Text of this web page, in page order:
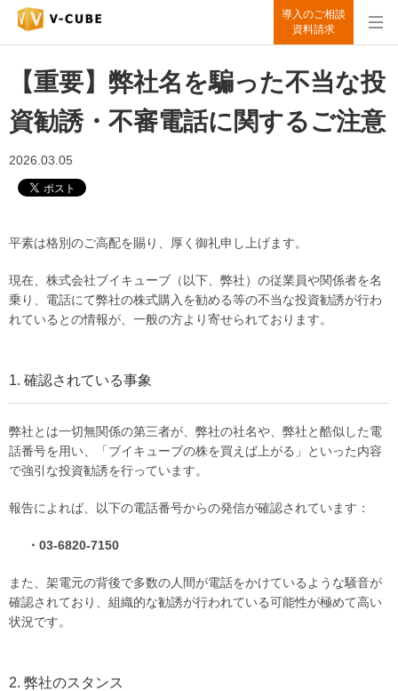
導入のご相談
資料請求
【重要】弊社名を騙った不当な投
資勧誘・不審電話に関するご注意
2026.03.05
平素は格別のご高配を賜り、厚く御礼申し上げます。
現在、株式会社ブイキューブ（以下、弊社）の従業員や関係者を名
乗り、電話にて弊社の株式購入を勧める等の不当な投資勧誘が行わ
れているとの情報が、一般の方より寄せられております。
1. 確認されている事象
弊社とは一切無関係の第三者が、弊社の社名や、弊社と酷似した電
話番号を用い、「ブイキューブの株を買えば上がる」といった内容
で強引な投資勧誘を行っています。
報告によれば、以下の電話番号からの発信が確認されています：
・03-6820-7150
また、架電元の背後で多数の人間が電話をかけているような騒音が
確認されており、組織的な勧誘が行われている可能性が極めて高い
状況です。
2. 弊社のスタンス